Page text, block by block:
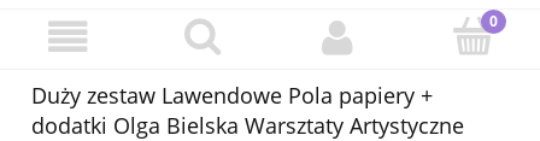
Duży zestaw Lawendowe Pola papiery +
dodatki Olga Bielska Warsztaty Artystyczne